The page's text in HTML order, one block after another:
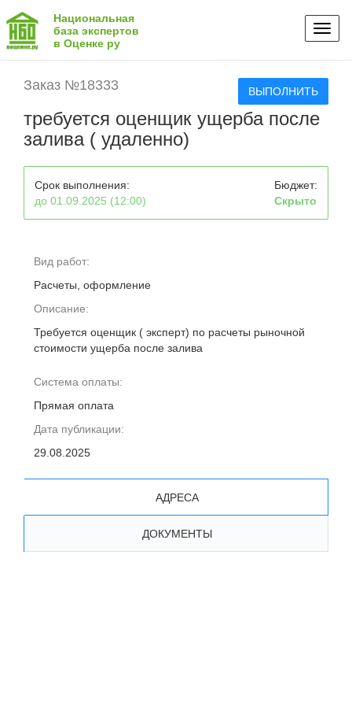
Национальная
база экспертов
в Оценке ру
Заказ №18333 ВЫПОЛНИТЬ
требуется оценщик ущерба после
залива ( удаленно)
Срок выполнения:
до 01.09.2025 (12:00)
Бюджет:
Скрыто
Вид работ:
Расчеты, оформление
Описание:
Требуется оценщик ( эксперт) по расчеты рыночной
стоимости ущерба после залива
Система оплаты:
Прямая оплата
Дата публикации:
29.08.2025
АДРЕСА
ДОКУМЕНТЫ